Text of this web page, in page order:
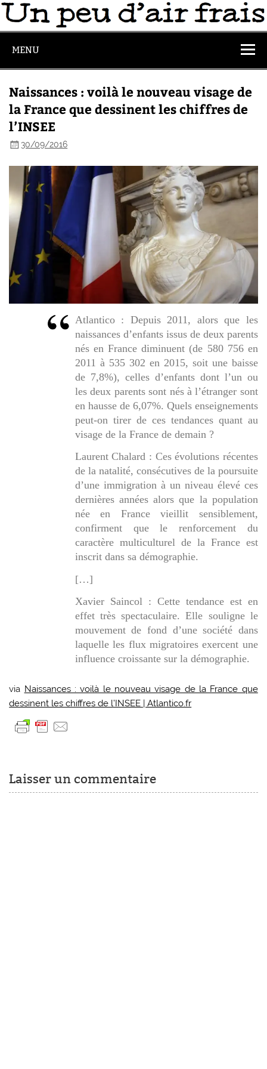
MENU
Naissances : voilà le nouveau visage de
la France que dessinent les chiffres de
l’INSEE
30/09/2016
Atlantico : Depuis 2011, alors que les
naissances d’enfants issus de deux parents
nés en France diminuent (de 580 756 en
2011 à 535 302 en 2015, soit une baisse
de 7,8%), celles d’enfants dont l’un ou
les deux parents sont nés à l’étranger sont
en hausse de 6,07%. Quels enseignements
peut-on tirer de ces tendances quant au
visage de la France de demain ?
Laurent Chalard : Ces évolutions récentes
de la natalité, consécutives de la poursuite
d’une immigration à un niveau élevé ces
dernières années alors que la population
née en France vieillit sensiblement,
confirment que le renforcement du
caractère multiculturel de la France est
inscrit dans sa démographie.
[…]
Xavier Saincol : Cette tendance est en
effet très spectaculaire. Elle souligne le
mouvement de fond d’une société dans
laquelle les flux migratoires exercent une
influence croissante sur la démographie.
via Naissances : voilà le nouveau visage de la France que
dessinent les chiffres de l’INSEE | Atlantico.fr
Laisser un commentaire